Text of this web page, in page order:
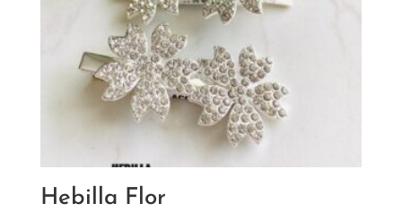
Hebilla Flor